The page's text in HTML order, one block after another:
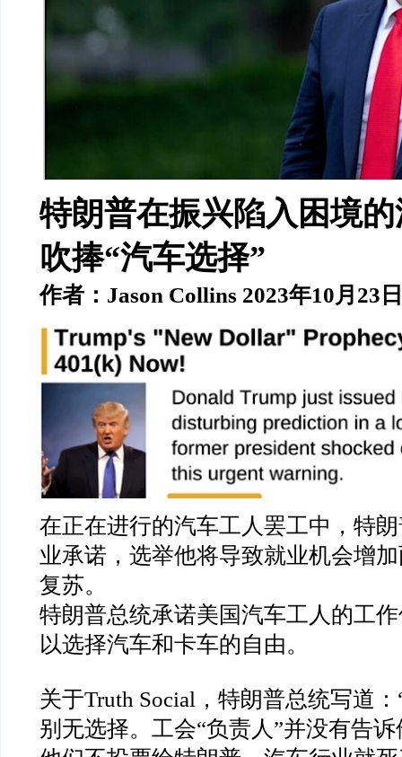
特朗普在振兴陷入困境
吹捧“汽车选择”
作者： Jason Collins 2023年10月 23 日
在正在进行的汽车工人罢工中，特
业承诺，选举他将导致就业机会增
复苏。
特朗普总统承诺美国汽车工人的工
以选择汽车和卡车的自由。
关于Truth Social ，特朗普总统写道：
别无选择。工会“负责人 ”并没有告